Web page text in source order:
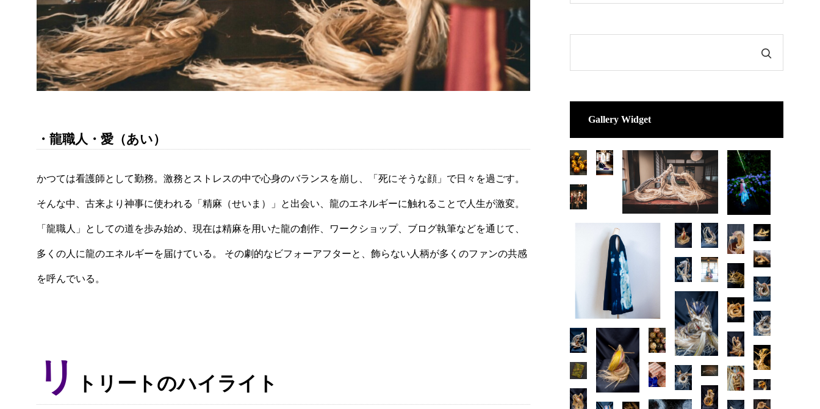
・龍職人・愛（あい）
かつては看護師として勤務。激務とストレスの中で心身のバランスを崩し、「死にそうな顔」で日々を過ごす。
そんな中、古来より神事に使われる「精麻（せいま）」と出会い、龍のエネルギーに触れることで人生が激変。
「龍職人」としての道を歩み始め、現在は精麻を用いた龍の創作、ワークショップ、ブログ執筆などを通じて、
多くの人に龍のエネルギーを届けている。 その劇的なビフォーアフターと、飾らない人柄が多くのファンの共感
を呼んでいる。
リ トリートのハイライト
Gallery Widget